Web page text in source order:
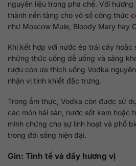
nguyên liệu trong pha chế. Với
thành nền tảng cho vô số công thức
như Moscow Mule, Bloody Mary hay
Khi kết hợp với nước ép trái cây hoặc
những thức uống dễ uống và sảng
rượu còn ưa thích uống Vodka
nhận vị tinh khiết đặc trưng.
Trong ẩm thực, Vodka còn được sử
các món hải sản, nước sốt kem hoặc
minh chứng cho sự linh hoạt và phổ
trong đời sống hiện đại.
Gin: Tinh tế và đầy hương vị